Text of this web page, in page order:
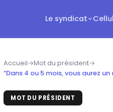
Le syndicat
Accueil→Mot du président→
“Dans 4 ou 5 mois, vous aurez
MOT DU PRÉSIDENT